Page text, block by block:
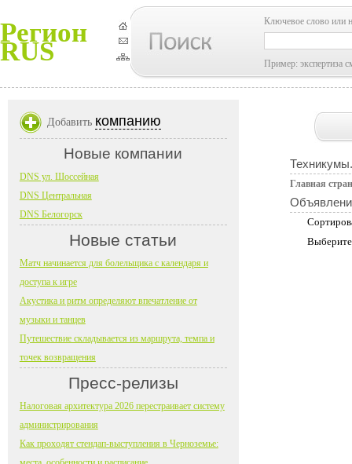
Регион
RUS
Ключевое слово или
Пример: экспертиза
Главная
Добавить компанию
Новые компании
DNS ул. Шоссейная
DNS Центральная
DNS Белогорск
Новые статьи
Матч начинается для болельщика с календаря и
доступа к игре
Акустика и ритм определяют впечатление от
музыки и танцев
Путешествие складывается из маршрута, темпа и
точек возвращения
Пресс-релизы
Налоговая архитектура 2026 перестраивает систему
администрирования
Как проходят стендап-выступления в Черноземье: